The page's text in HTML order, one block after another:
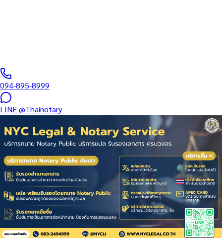
094-895-8999
LINE@Thainotary